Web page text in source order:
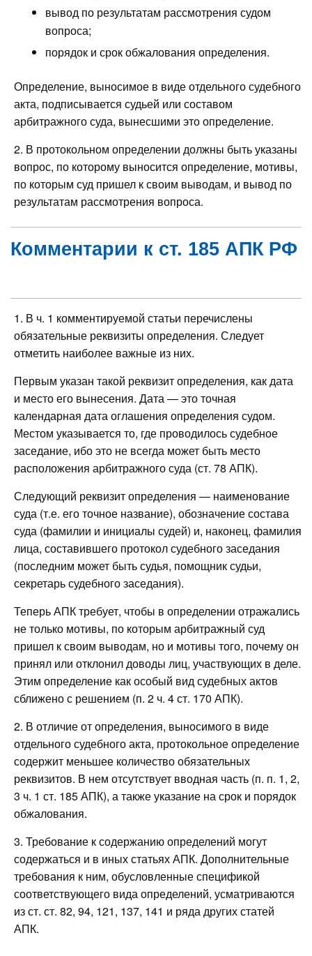
вывод по результатам рассмотрения судом
вопроса;
порядок и срок обжалования определения.
Определение, выносимое в виде отдельного судебного
акта, подписывается судьей или составом
арбитражного суда, вынесшими это определение.
2. В протокольном определении должны быть указаны
вопрос, по которому выносится определение, мотивы,
по которым суд пришел к своим выводам, и вывод по
результатам рассмотрения вопроса.
Комментарии к ст. 185 АПК РФ
1. В ч. 1 комментируемой статьи перечислены
обязательные реквизиты определения. Следует
отметить наиболее важные из них.
Первым указан такой реквизит определения, как дата
и место его вынесения. Дата — это точная
календарная дата оглашения определения судом.
Местом указывается то, где проводилось судебное
заседание, ибо это не всегда может быть место
расположения арбитражного суда (ст. 78 АПК).
Следующий реквизит определения — наименование
суда (т.е. его точное название), обозначение состава
суда (фамилии и инициалы судей) и, наконец, фамилия
лица, составившего протокол судебного заседания
(последним может быть судья, помощник судьи,
секретарь судебного заседания).
Теперь АПК требует, чтобы в определении отражались
не только мотивы, по которым арбитражный суд
пришел к своим выводам, но и мотивы того, почему он
принял или отклонил доводы лиц, участвующих в деле.
Этим определение как особый вид судебных актов
сближено с решением (п. 2 ч. 4 ст. 170 АПК).
2. В отличие от определения, выносимого в виде
отдельного судебного акта, протокольное определение
содержит меньшее количество обязательных
реквизитов. В нем отсутствует вводная часть (п. п. 1, 2,
3 ч. 1 ст. 185 АПК), а также указание на срок и порядок
обжалования.
3. Требование к содержанию определений могут
содержаться и в иных статьях АПК. Дополнительные
требования к ним, обусловленные спецификой
соответствующего вида определений, усматриваются
из ст. ст. 82, 94, 121, 137, 141 и ряда других статей
АПК.